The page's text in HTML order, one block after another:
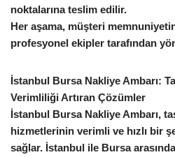
noktalarına teslim edilir.
Her aşama, müşteri
profesyonel ekipler tarafından
İstanbul Bursa Nakliye Ambarı:
Verimliliği Artıran Çözümler
İstanbul Bursa Nakliye Ambarı,
hizmetlerinin verimli ve hızlı bir
sağlar. İstanbul ile Bursa arasında